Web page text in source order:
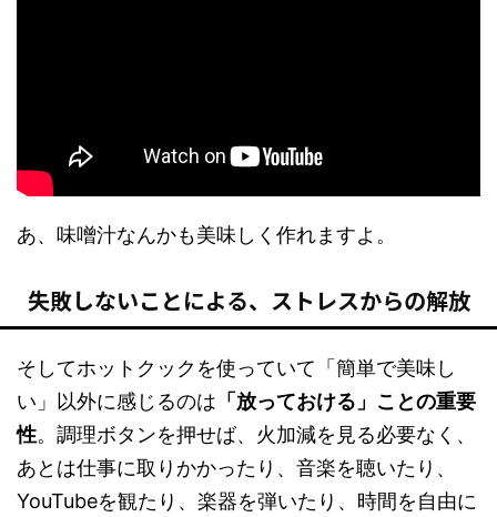
あ、味噌汁なんかも美味しく作れますよ。
失敗しないことによる、ストレスからの解放
そしてホットクックを使っていて「簡単で美味し
い」以外に感じるのは 「放っておける」ことの重要
性。調理ボタンを押せば、火加減を見る必要なく、
あとは仕事に取りかかったり、音楽を聴いたり、
YouTubeを観たり、楽器を弾いたり、時間を自由に